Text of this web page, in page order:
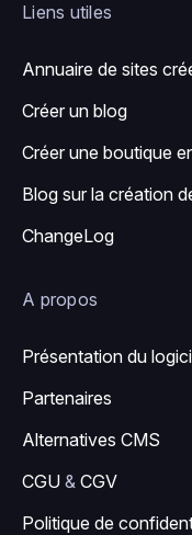
Liens utiles
Annuaire de sites
Créer un blog
Créer une boutique
Blog sur la création
ChangeLog
A propos
Présentation du
Partenaires
Alternatives CMS
CGU & CGV
Politique de